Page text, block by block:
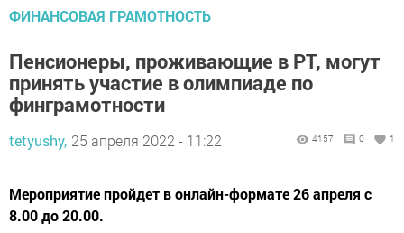
ФИНАНСОВАЯ ГРАМОТНОСТЬ
Пенсионеры, проживающие в РТ, могут
принять участие в олимпиаде по
финграмотности
tetyushy, 25 апреля 2022 - 11:22 4157 0 1
Мероприятие пройдет в онлайн-формате 26 апреля с
8.00 до 20.00.